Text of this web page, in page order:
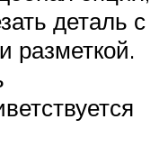
деталь с
разметкой.